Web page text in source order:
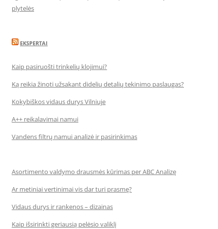
plytelės
EKSPERTAI
Kaip pasiruošti trinkelių klojimui?
Ką reikia žinoti užsakant didelių detalių tekinimo paslaugas?
Kokybiškos vidaus durys Vilniuje
A++ reikalavimai namui
Vandens filtrų namui analizė ir pasirinkimas
Asortimento valdymo drausmės kūrimas per ABC Analizę
Ar metiniai vertinimai vis dar turi prasmę?
Vidaus durys ir rankenos – dizainas
Kaip išsirinkti geriausią pelėsio valiklį